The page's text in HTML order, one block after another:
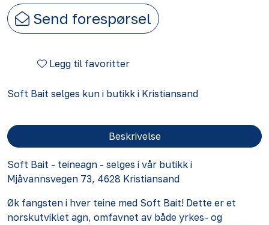
Send forespørsel
Legg til favoritter
Soft Bait selges kun i butikk i Kristiansand
Beskrivelse
Soft Bait - teineagn - selges i vår butikk i
Mjåvannsvegen 73, 4628 Kristiansand
Øk fangsten i hver teine med Soft Bait! Dette er et
norskutviklet agn, omfavnet av både yrkes- og